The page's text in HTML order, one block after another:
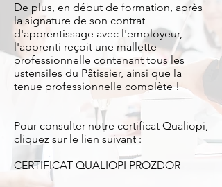
De plus, en début de formation, après
la signature de son contrat
d'apprentissage avec l'employeur,
l'apprenti reçoit une mallette
professionnelle contenant tous les
ustensiles du Pâtissier, ainsi que la
tenue professionnelle complète !
Pour consulter notre certificat Qualiopi,
cliquez sur le lien suivant :
CERTIFICAT QUALIOPI PROZDOR